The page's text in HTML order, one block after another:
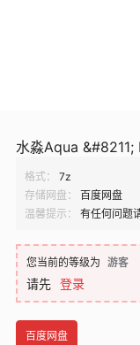
水淼Aqua
格式： 7z
存储网盘：
百度网盘
温馨提示：
有任何问题
您当前的等级为 游客
请先 登录
百度网盘